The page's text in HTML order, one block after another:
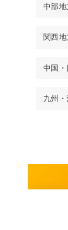
中部地
関西地
中国
九州